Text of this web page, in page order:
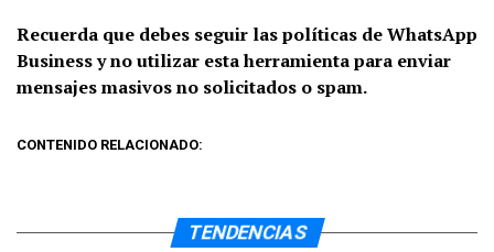
Recuerda que debes seguir las políticas de WhatsApp
Business y no utilizar esta herramienta para enviar
mensajes masivos no solicitados o spam.
CONTENIDO RELACIONADO:
TENDENCIAS